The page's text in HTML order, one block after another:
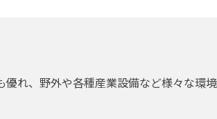
れ、野外や各種産業設備など様々な環